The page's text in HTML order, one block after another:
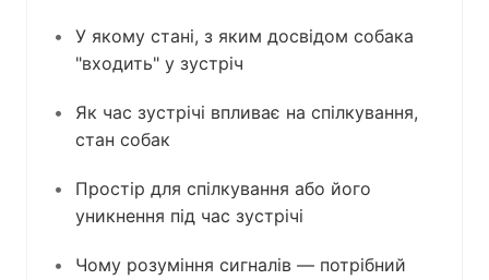
У якому стані, з яким досвідом собака
"входить" у зустріч
Як час зустрічі впливає на спілкування,
стан собак
Простір для спілкування або його
уникнення під час зустрічі
Чому розуміння сигналів — потрібний